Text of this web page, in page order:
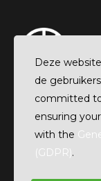
FIRM21.NL ©
Deze
de
committed
ensuring
with the
(GDPR).